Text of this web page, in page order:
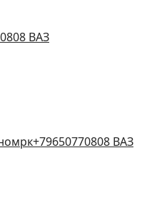
ВАЗ
+79650770808 ВАЗ